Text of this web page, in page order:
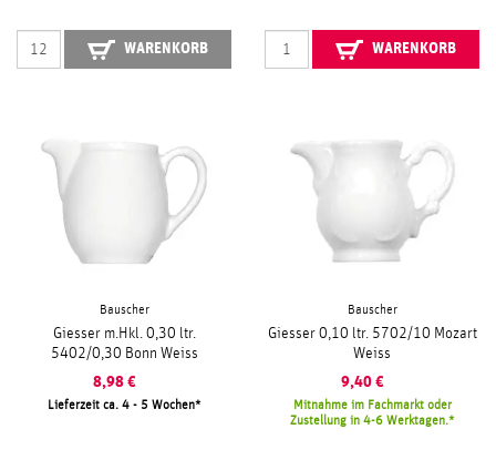
WARENKORB WARENKORB
Bauscher
Giesser m.Hkl. 0,30 ltr.
5402/0,30 Bonn Weiss
8,98 €
Lieferzeit ca. 4 - 5 Wochen
Bauscher
Giesser 0,10 ltr. 5702/10 Mozart
Weiss
9,40 €
Mitnahme im Fachmarkt oder
Zustellung in 4-6 Werktagen.